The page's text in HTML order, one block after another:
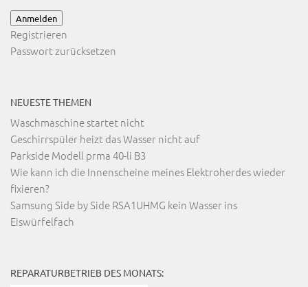
Anmelden
Registrieren
Passwort zurücksetzen
NEUESTE THEMEN
Waschmaschine startet nicht
Geschirrspüler heizt das Wasser nicht auf
Parkside Modell prma 40-li B3
Wie kann ich die Innenscheine meines Elektroherdes wieder
fixieren?
Samsung Side by Side RSA1UHMG kein Wasser ins
Eiswürfelfach
REPARATURBETRIEB DES MONATS: